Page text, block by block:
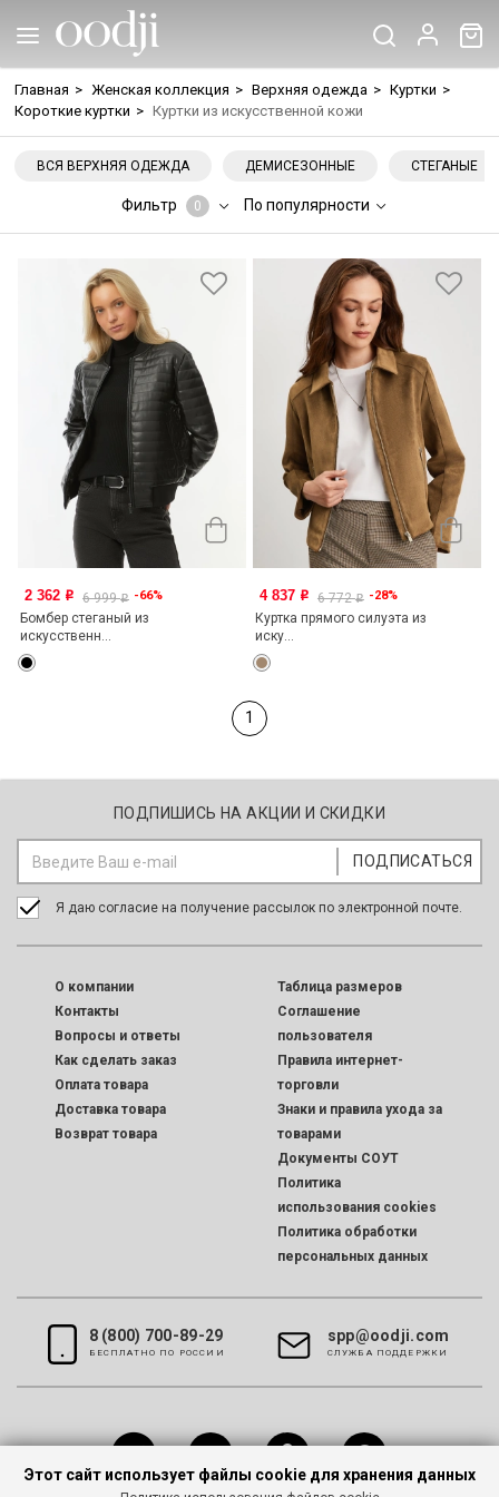
Главная > Женская коллекция > Верхняя одежда > Куртки >
Короткие куртки > Куртки из искусственной кожи
ВСЯ ВЕРХНЯЯ ОДЕЖДА ДЕМИСЕЗОННЫЕ СТЕГАНЫЕ
Фильтр 0 По популярности
2 362 o 6 999o -66%
Бомбер стеганый из
искусственн...
4 837 o 6 772o -28%
Куртка прямого силуэта из
иску...
1
ПОДПИШИСЬ НА АКЦИИ И СКИДКИ
Я даю согласие на получение рассылок по электронной почте.
O компании
Контакты
Вопросы и ответы
Как сделать заказ
Оплата товара
Доставка товара
Возврат товара
Таблица размеров
Соглашение
пользователя
Правила интернет-
торговли
Знаки и правила ухода за
товарами
Документы СОУТ
Политика
использования cookies
Политика обработки
персональных данных
8 (800) 700-89-29
БЕСПЛАТНО ПО РОССИИ
spp@oodji.com
CЛУЖБА ПОДДЕРЖКИ
Этот сайт использует файлы cookie для хранения данных